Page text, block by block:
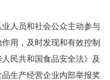
人员和社会公众主动参与
用，及时发现和有效控制
民共和国食品安全法》及
生产经营企业内部举报奖